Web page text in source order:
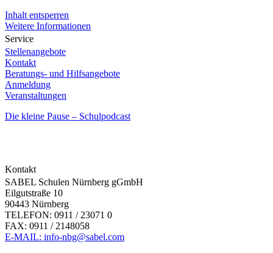
Inhalt entsperren
Weitere Informationen
Service
Stellenangebote
Kontakt
Beratungs- und Hilfsangebote
Anmeldung
Veranstaltungen
Die kleine Pause – Schulpodcast
Kontakt
SABEL Schulen Nürnberg gGmbH
Eilgutstraße 10
90443 Nürnberg
TELEFON: 0911 / 23071 0
FAX: 0911 / 2148058
E-MAIL: info-nbg@sabel.com